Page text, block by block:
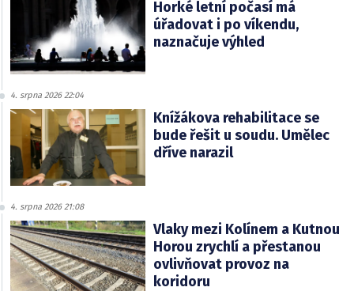
Horké letní počasí má
úřadovat i po víkendu,
naznačuje výhled
4. srpna 2026 22:04
Knížákova rehabilitace se
bude řešit u soudu. Umělec
dříve narazil
4. srpna 2026 21:08
Vlaky mezi Kolínem a Kutnou
Horou zrychlí a přestanou
ovlivňovat provoz na
koridoru